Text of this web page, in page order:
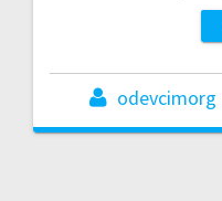
odevcimorg